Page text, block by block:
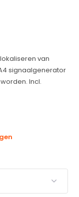
van
signaalgenerator
Incl.